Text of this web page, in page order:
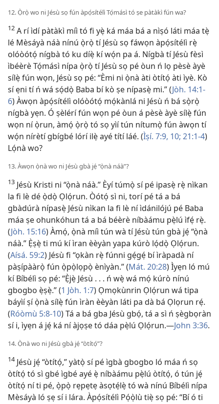
12. Ọ̀rọ̀ wo ni Jésù sọ fún àpọ́sítélì Tọ́másì tó ṣe pàtàkì fún wa?
12 A rí ìdí pàtàkì míì tó fi yẹ̀ ká máa bá a nìṣó láti máa tẹ̀
lé Mèsáyà náà nínú ọ̀rọ̀ tí Jésù sọ fáwọn àpọ́sítélì rẹ̀
olóòótọ́ nígbà tó ku díẹ̀ kí wọ́n pa á. Nígbà tí Jésù fèsì
ìbéèrè Tọ́másì nípa ọ̀rọ̀ tí Jésù sọ pé òun ń lọ pèsè àyè
sílẹ̀ fún wọn, Jésù sọ pé: “Èmi ni ọ̀nà àti òtítọ́ àti ìyè. Kò
sí ẹni tí ń wá sọ́dọ̀ Baba bí kò ṣe nípasẹ̀ mi.” (Jòh. 14:1-
6) Àwọn àpọ́sítélì olóòótọ́ mọ́kànlá ni Jésù ń bá sọ̀rọ̀
nígbà yẹn. Ó ṣèlérí fún wọn pé òun á pèsè àyè sílẹ̀ fún
wọn ní ọ̀run, àmọ́ ọ̀rọ̀ tó sọ yìí tún nítumọ̀ fún àwọn tí
wọ́n nírètí gbígbé lórí ilẹ̀ ayé títí láé. (Ìṣí. 7:9, 10; 21:1-4)
Lọ́nà wo?
13. Àwọn ọ̀nà wo ni Jésù gbà jẹ́ “ọ̀nà náà”?
13 Jésù Kristi ni “ọ̀nà náà.” Èyí túmọ̀ sí pé ipasẹ̀ rẹ̀ nìkan
la fi lè dé ọ̀dọ̀ Ọlọ́run. Òótọ́ sì ni, torí pé tá a bá
gbàdúrà nípasẹ̀ Jésù nìkan la fi lè ní ìdánilójú pé Baba
máa ṣe ohunkóhun tá a bá béèrè níbàámu pẹ̀lú ìfẹ́ rẹ̀.
(Jòh. 15:16) Àmọ́, ọ̀nà míì tún wà tí Jésù tún gbà jẹ́ “ọ̀nà
náà.” Ẹ̀ṣẹ̀ ti mú kí ìran èèyàn yapa kúrò lọ́dọ̀ Ọlọ́run.
(Aísá. 59:2) Jésù fi “ọkàn rẹ̀ fúnni gẹ́gẹ́ bí ìràpadà ní
pàṣípààrọ̀ fún ọ̀pọ̀lọpọ̀ ènìyàn.” (Mát. 20:28) Ìyẹn ló mú
kí Bíbélì sọ pé: “Ẹ̀jẹ̀ Jésù . . . ń wẹ̀ wá mọ́ kúrò nínú
gbogbo ẹ̀ṣẹ̀.” (1 Jòh. 1:7) Ọmọkùnrin Ọlọ́run wá tipa
báyìí ṣí ọ̀nà sílẹ̀ fún ìràn èèyàn láti pa dà bá Ọlọrun rẹ́.
(Róòmù 5:8-10) Tá a bá gba Jésù gbọ́, tá a sì ń ṣègbọràn
sí i, ìyẹn á jẹ́ ká ní àjọṣe tó dáa pẹ̀lú Ọlọ́run.—John 3:36.
14. Ọ̀nà wo ni Jésù gbà jẹ́ “òtítọ́”?
14Jésù jẹ́ “òtítọ́,” yàtọ̀ sí pé ìgbà gbogbo ló máa ń sọ
òtítọ́ tó sì gbé ìgbé ayé ẹ̀ níbàámu pẹ̀lú òtítọ́, ó tún jẹ́
òtítọ́ ní ti pé, ọ̀pọ̀ rẹpẹtẹ àsọtẹ́lẹ̀ tó wà nínú Bíbélì nípa
Mèsáyà ló ṣẹ sí i lára. Àpọ́sítélì Pọ́ọ̀lù tiẹ̀ sọ pé: “Bí ó ti